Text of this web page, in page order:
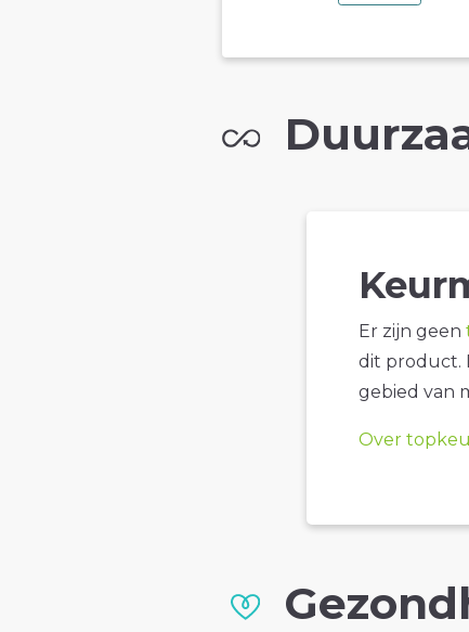
Er zijn geen
dit product.
gebied van
Over